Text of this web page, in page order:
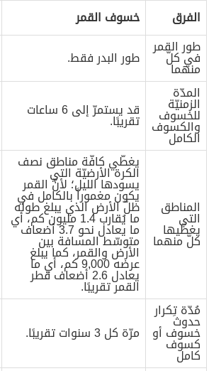
الفرق خسوف القمر
طور القمر
في كلّ
منهما
طور البدر فقط.
المدّة
الزمنيّة
للخسوف
والكسوف
الكامل
قد يستمرّ إلى 6 ساعات
تقريبًا.
المناطق
التي
يغطّيها
كلّ منهما
يغطّي كافّة مناطق نصف
الكرة الأرضيّة التي
يسودها الليل؛ لأنّ القمر
يكون مغموراً بالكامل في
ظلّ الأرض الذي يبلغ طوله
ما يُقارب 1.4 مليون كم، أي
ما يعادل نحو 3.7 أضعاف
متوسّط المسافة بين
الأرض والقمر، كما يبلغ
عرضه 9,000 كم، أي ما
يعادل 2.6 أضعاف قطر
القمر تقريبًا.
مُدّة تِكرار
حدوث
خسوف أو
كسوف
كامل
مرّة كل 3 سنوات تقريبًا.